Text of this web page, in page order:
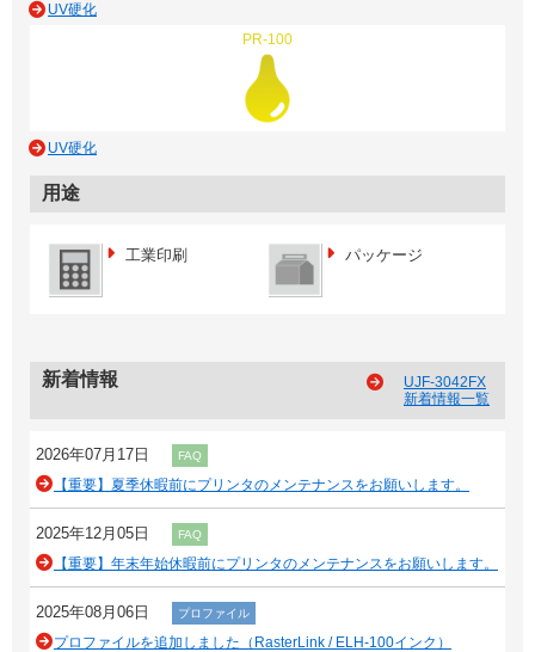
UV硬化
PR-100
UV硬化
用途
工業印刷 パッケージ
新着情報
UJF-3042FX
新着情報一覧
2026年07月17日 FAQ
【重要】夏季休暇前にプリンタのメンテナンスをお願いします。
2025年12月05日 FAQ
【重要】年末年始休暇前にプリンタのメンテナンスをお願いします。
2025年08月06日 プロファイル
プロファイルを追加しました（RasterLink / ELH-100インク）